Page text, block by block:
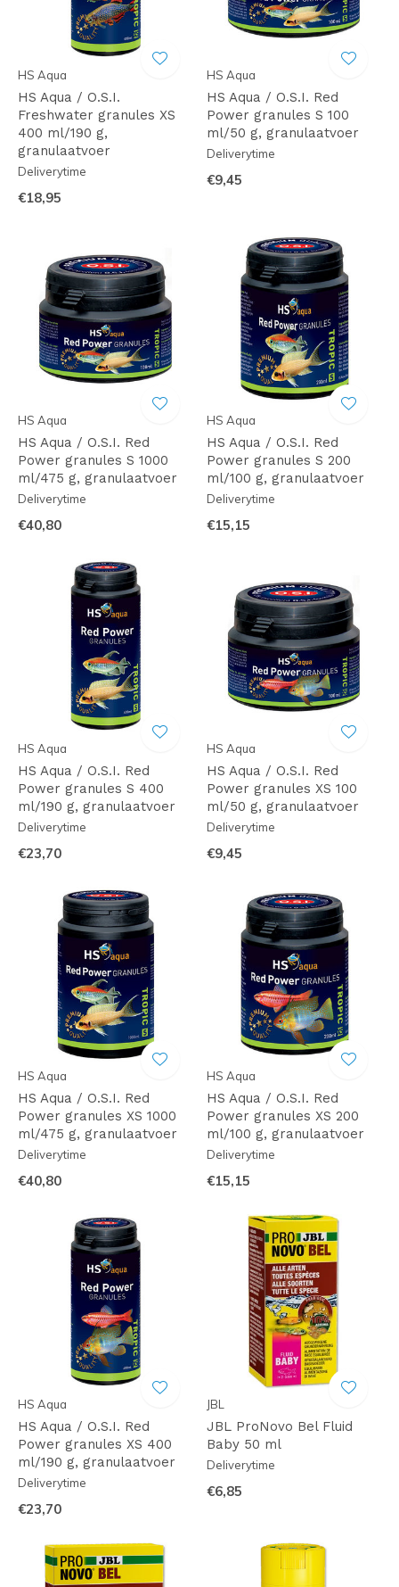
HS Aqua
HS Aqua / O.S.I.
Freshwater granules XS
400 ml/190 g,
granulaatvoer
Deliverytime
€18,95
HS Aqua
HS Aqua / O.S.I. Red
Power granules S 100
ml/50 g, granulaatvoer
Deliverytime
€9,45
HS Aqua
HS Aqua / O.S.I. Red
Power granules S 1000
ml/475 g, granulaatvoer
Deliverytime
€40,80
HS Aqua
HS Aqua / O.S.I. Red
Power granules S 200
ml/100 g, granulaatvoer
Deliverytime
€15,15
HS Aqua
HS Aqua / O.S.I. Red
Power granules S 400
ml/190 g, granulaatvoer
Deliverytime
€23,70
HS Aqua
HS Aqua / O.S.I. Red
Power granules XS 100
ml/50 g, granulaatvoer
Deliverytime
€9,45
HS Aqua
HS Aqua / O.S.I. Red
Power granules XS 1000
ml/475 g, granulaatvoer
Deliverytime
€40,80
HS Aqua
HS Aqua / O.S.I. Red
Power granules XS 200
ml/100 g, granulaatvoer
Deliverytime
€15,15
HS Aqua
HS Aqua / O.S.I. Red
Power granules XS 400
ml/190 g, granulaatvoer
Deliverytime
€23,70
JBL
JBL ProNovo Bel Fluid
Baby 50 ml
Deliverytime
€6,85